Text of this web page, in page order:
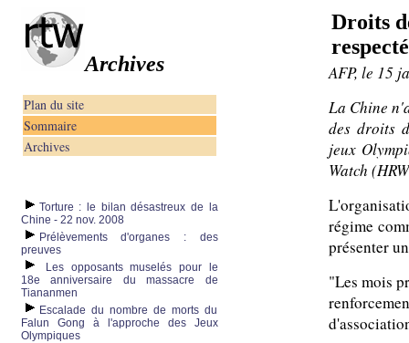
Archives
Plan du site
Sommaire
Archives
Torture : le bilan désastreux de la
Chine - 22 nov. 2008
Prélèvements d'organes : des
preuves
Les opposants muselés pour le
18e anniversaire du massacre de
Tiananmen
Escalade du nombre de morts du
Falun Gong à l'approche des Jeux
Olympiques
Droits
AFP, le 15
La Chine
des droits
jeux
Watch
régime
présenter
"Les mois